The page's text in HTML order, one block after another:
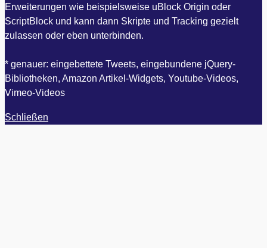
Erweiterungen wie beispielsweise uBlock Origin oder
ScriptBlock und kann dann Skripte und Tracking gezielt
zulassen oder eben unterbinden.
* genauer: eingebettete Tweets, eingebundene jQuery-
Bibliotheken, Amazon Artikel-Widgets, Youtube-Videos,
Vimeo-Videos
Schließen